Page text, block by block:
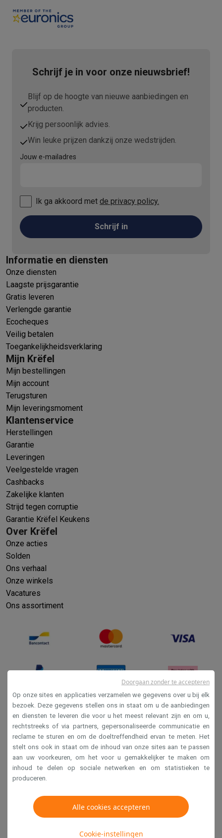
Schrijf je in voor onze nieuwsbrief!
Blijf op de hoogte van nieuwe aanbiedingen en
producten.
Krijg persoonlijk advies.
Win leuke prijzen dankzij onze wedstrijden.
Jouw e-mailadres
Ik ga akkoord met de privacy policy.
Schrijf in
Informatie en diensten
Onze diensten
Laagste prijsgarantie
Gratis leveren
Verlengde garantie
Ecocheques
Veilig betalen
Toegankelijkheidsverklaring
Mijn Krëfel
Mijn bestellingen
Mijn account
Terugsturen
Mijn leveringsmoment
Klantenservice
Herstellingen
Garantie
Leveringen
Veelgestelde vragen
Cashbacks
Zakelijke klanten
Strijd tegen corruptie
Garantie Krëfel Keukens
Over Krëfel
Onze acties
Solden
Ons verhaal
Onze winkels
Vacatures
Ons assortiment
Verkoopsvoorwaarden
Privacy
Disclaimer
Cookies
Krëfel NV - Steenstraat 44 - Industriezone 4 "T Sas",
1851 Humbeek, België
BTW BE 0400.673.544
Op onze sites en applicaties verzamelen we gegevens over u bij elk
bezoek. Deze gegevens stellen ons in staat om u de aanbiedingen
en diensten te leveren die voor u het meest relevant zijn en om u,
rechtstreeks of via partners, gepersonaliseerde communicatie en
reclame te sturen en om de doeltreffendheid ervan te meten. Het
stelt ons ook in staat om de inhoud van onze sites aan te passen
aan uw voorkeuren, om het voor u gemakkelijker te maken om
inhoud te delen op sociale netwerken en om statistieken te
produceren.
Alle cookies accepteren
Cookie-instellingen
Doorgaan zonder te accepteren